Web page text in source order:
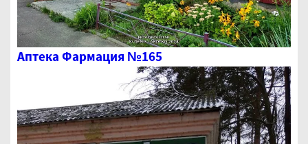
Аптека Фармация №165